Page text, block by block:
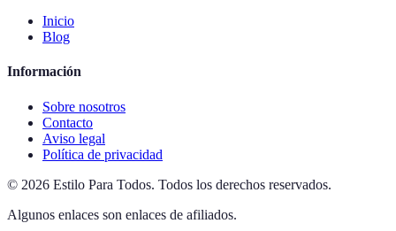
Inicio
Blog
Información
Sobre nosotros
Contacto
Aviso legal
Política de privacidad
© 2026 Estilo Para Todos. Todos los derechos reservados.
Algunos enlaces son enlaces de afiliados.